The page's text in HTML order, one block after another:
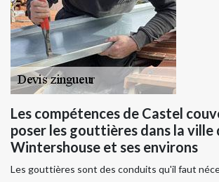
Les compétences de Castel
poser les gouttières dans la ville
Wintershouse et ses environs
Les gouttières sont des conduits qu'il faut